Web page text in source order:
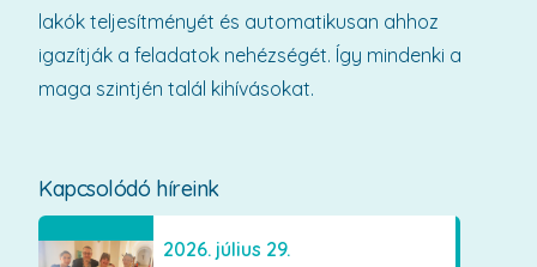
Kapcsolódó híreink
2026. július 29.
lakók teljesítményét és automatikusan ahhoz
igazítják a feladatok nehézségét. Így mindenki a
maga szintjén talál kihívásokat.